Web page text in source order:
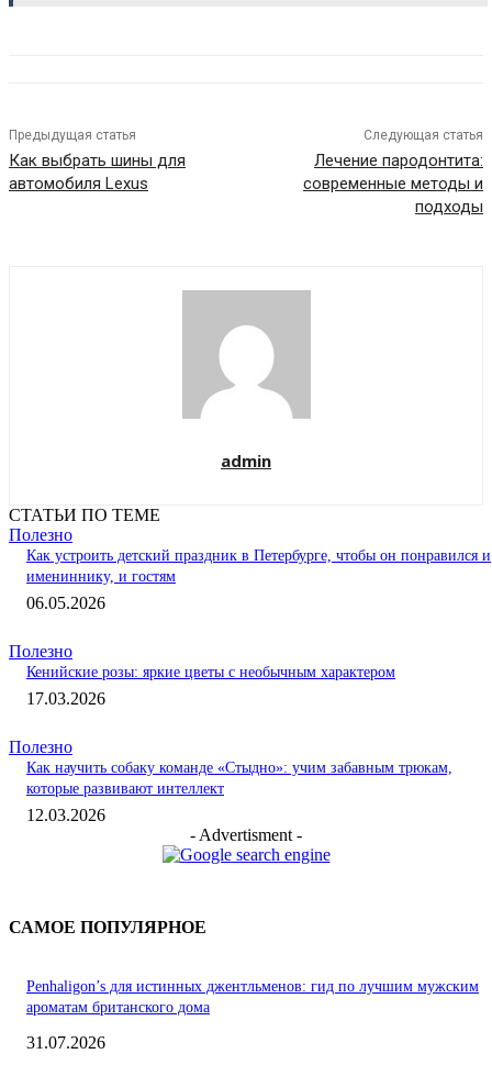
Предыдущая статья
Как выбрать шины для
автомобиля Lexus
Следующая статья
Лечение пародонтита:
современные методы и
подходы
admin
СТАТЬИ ПО ТЕМЕ
Полезно
Как устроить детский праздник в Петербурге, чтобы он понравился и
имениннику, и гостям
06.05.2026
Полезно
Кенийские розы: яркие цветы с необычным характером
17.03.2026
Полезно
Как научить собаку команде «Стыдно»: учим забавным трюкам,
которые развивают интеллект
12.03.2026
- Advertisment -
САМОЕ ПОПУЛЯРНОЕ
Penhaligon’s для истинных джентльменов: гид по лучшим мужским
ароматам британского дома
31.07.2026